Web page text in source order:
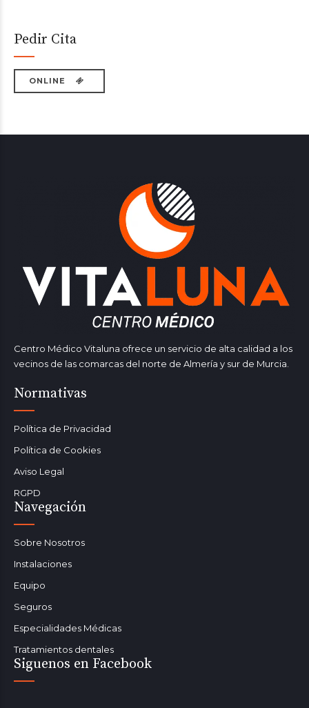
Pedir Cita
ONLINE
Centro Médico Vitaluna ofrece un servicio de alta calidad a los
vecinos de las comarcas del norte de Almería y sur de Murcia.
Normativas
Política de Privacidad
Política de Cookies
Aviso Legal
RGPD
Navegación
Sobre Nosotros
Instalaciones
Equipo
Seguros
Especialidades Médicas
Tratamientos dentales
Siguenos en Facebook